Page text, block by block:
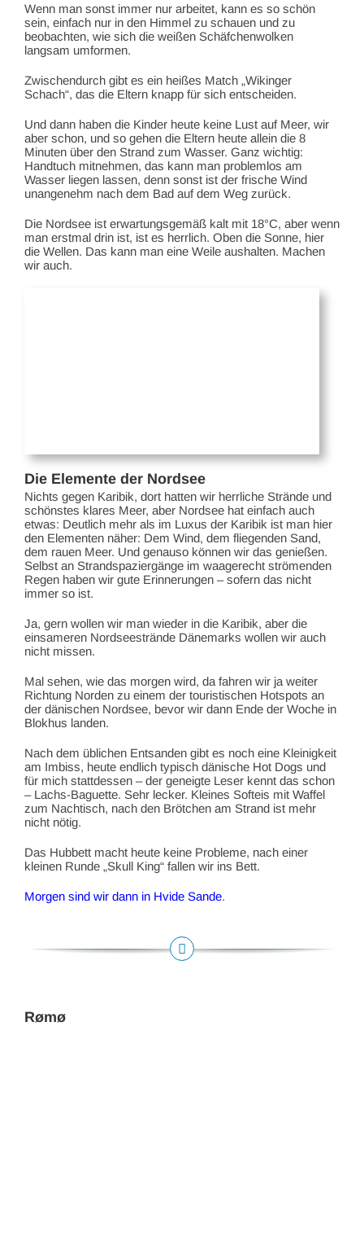
Wenn man sonst immer nur arbeitet, kann es so schön
sein, einfach nur in den Himmel zu schauen und zu
beobachten, wie sich die weißen Schäfchenwolken
langsam umformen.
Zwischendurch gibt es ein heißes Match „Wikinger
Schach“, das die Eltern knapp für sich entscheiden.
Und dann haben die Kinder heute keine Lust auf Meer, wir
aber schon, und so gehen die Eltern heute allein die 8
Minuten über den Strand zum Wasser. Ganz wichtig:
Handtuch mitnehmen, das kann man problemlos am
Wasser liegen lassen, denn sonst ist der frische Wind
unangenehm nach dem Bad auf dem Weg zurück.
Die Nordsee ist erwartungsgemäß kalt mit 18°C, aber wenn
man erstmal drin ist, ist es herrlich. Oben die Sonne, hier
die Wellen. Das kann man eine Weile aushalten. Machen
wir auch.
Die Elemente der Nordsee
Nichts gegen Karibik, dort hatten wir herrliche Strände und
schönstes klares Meer, aber Nordsee hat einfach auch
etwas: Deutlich mehr als im Luxus der Karibik ist man hier
den Elementen näher: Dem Wind, dem fliegenden Sand,
dem rauen Meer. Und genauso können wir das genießen.
Selbst an Strandspaziergänge im waagerecht strömenden
Regen haben wir gute Erinnerungen – sofern das nicht
immer so ist.
Ja, gern wollen wir man wieder in die Karibik, aber die
einsameren Nordseestrände Dänemarks wollen wir auch
nicht missen.
Mal sehen, wie das morgen wird, da fahren wir ja weiter
Richtung Norden zu einem der touristischen Hotspots an
der dänischen Nordsee, bevor wir dann Ende der Woche in
Blokhus landen.
Nach dem üblichen Entsanden gibt es noch eine Kleinigkeit
am Imbiss, heute endlich typisch dänische Hot Dogs und
für mich stattdessen – der geneigte Leser kennt das schon
– Lachs-Baguette. Sehr lecker. Kleines Softeis mit Waffel
zum Nachtisch, nach den Brötchen am Strand ist mehr
nicht nötig.
Das Hubbett macht heute keine Probleme, nach einer
kleinen Runde „Skull King“ fallen wir ins Bett.
Morgen sind wir dann in Hvide Sande.
Rømø